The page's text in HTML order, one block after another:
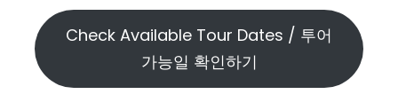
Check Available Tour Dates / 투어
가능일 확인하기
로맨틱 기념결혼식(옵션)
네째날